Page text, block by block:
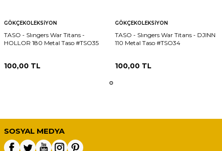
GÖKÇEKOLEKSIYON
TASO - Slıngers War Titans -
HOLLOR 180 Metal Taso #TSO35
100,00 TL
GÖKÇEKOLEKSIYON
TASO - Slıngers War Titans - DJINN
110 Metal Taso #TSO34
100,00TL
SOSYAL MEDYA